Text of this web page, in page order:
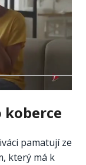
koberce
pamatují ze
který má k